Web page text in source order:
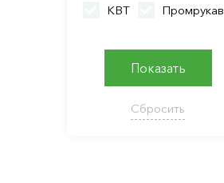
КВТ
Промрукав
Показать
Сбросить